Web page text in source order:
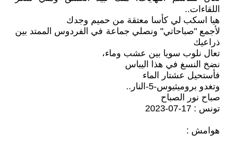
اللقاءات..
هيا اسكب لي كأسا معتقة من حميم وجدك
لأجمع "صباحاتي" ونصلي جماعة في الفردوس الممتد بين
ذراعيك
تعال نلوب سويا بين عشب وماء،
نضخ النسغ في هذا اليباس
فأستحيل عشتار الماء
وتغدو بروميثيوس-5-النار..
صباح نور الصباح
تونس : 17-07-2023
هوامش :